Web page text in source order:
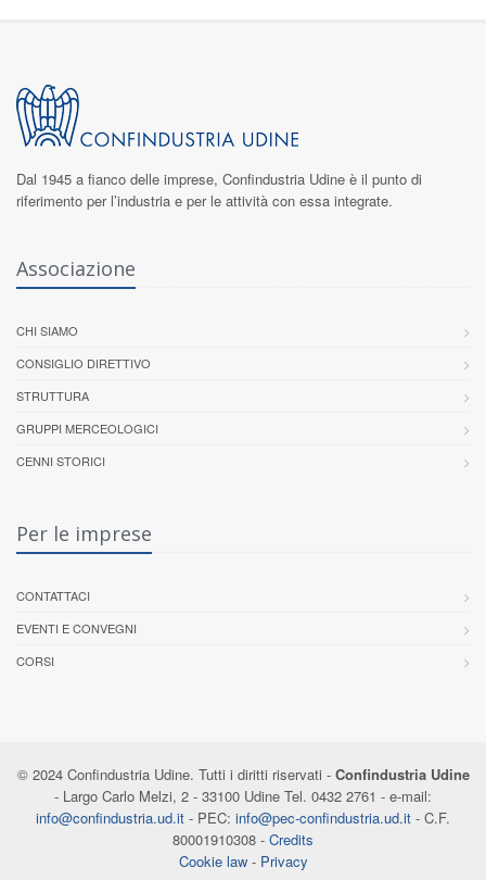
Dal 1945 a fianco delle imprese, Confindustria Udine è il punto di
riferimento per l’industria e per le attività con essa integrate.
Associazione
CHI SIAMO
CONSIGLIO DIRETTIVO
STRUTTURA
GRUPPI MERCEOLOGICI
CENNI STORICI
Per le imprese
CONTATTACI
EVENTI E CONVEGNI
CORSI
© 2024 Confindustria Udine. Tutti i diritti riservati - Confindustria Udine
- Largo Carlo Melzi, 2 - 33100 Udine Tel. 0432 2761 - e-mail:
info@confindustria.ud.it - PEC: info@pec-confindustria.ud.it - C.F.
80001910308 - Credits
Cookie law- Privacy